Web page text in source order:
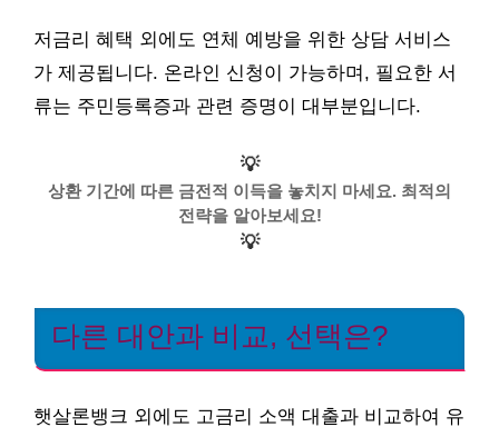
저금리 혜택 외에도 연체 예방을 위한 상담 서비스
가 제공됩니다. 온라인 신청이 가능하며, 필요한 서
류는 주민등록증과 관련 증명이 대부분입니다.
💡
상환 기간에 따른 금전적 이득을 놓치지 마세요. 최적의
전략을 알아보세요!
💡
다른 대안과 비교, 선택은?
햇살론뱅크 외에도 고금리 소액 대출과 비교하여 유